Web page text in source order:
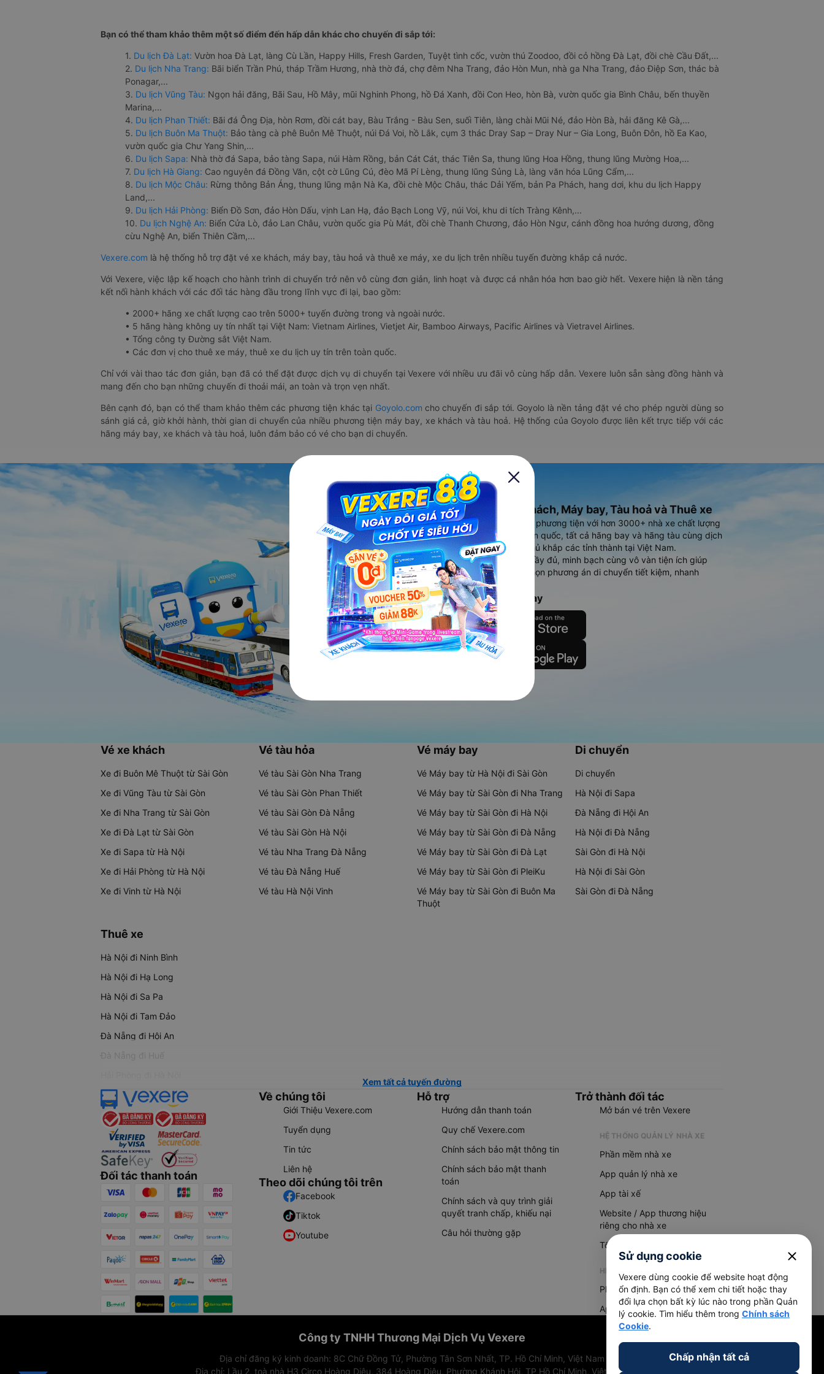
Bạn có thể tham khảo thêm một số điểm đến hấp dẫn khác cho chuyến đi sắp tới:
1. Du lịch Đà Lạt: Vườn hoa Đà Lạt, làng Cù Lần, Happy Hills, Fresh Garden, Tuyệt tình cốc, vườn thú Zoodoo, đồi cỏ hồng Đà Lạt, đồi chè Cầu Đất,...
2. Du lịch Nha Trang: Bãi biển Trần Phú, tháp Trầm Hương, nhà thờ đá, chợ đêm Nha Trang, đảo Hòn Mun, nhà ga Nha Trang, đảo Điệp Sơn, thác bà
Ponagar,...
3. Du lịch Vũng Tàu: Ngọn hải đăng, Bãi Sau, Hồ Mây, mũi Nghinh Phong, hồ Đá Xanh, đồi Con Heo, hòn Bà, vườn quốc gia Bình Châu, bến thuyền
Marina,...
4. Du lịch Phan Thiết: Bãi đá Ông Địa, hòn Rơm, đồi cát bay, Bàu Trắng - Bàu Sen, suối Tiên, làng chài Mũi Né, đảo Hòn Bà, hải đăng Kê Gà,...
5. Du lịch Buôn Ma Thuột: Bảo tàng cà phê Buôn Mê Thuột, núi Đá Voi, hồ Lắk, cụm 3 thác Dray Sap – Dray Nur – Gia Long, Buôn Đôn, hồ Ea Kao,
vườn quốc gia Chư Yang Shin,...
6. Du lịch Sapa: Nhà thờ đá Sapa, bảo tàng Sapa, núi Hàm Rồng, bản Cát Cát, thác Tiên Sa, thung lũng Hoa Hồng, thung lũng Mường Hoa,...
7. Du lịch Hà Giang: Cao nguyên đá Đồng Văn, cột cờ Lũng Cú, đèo Mã Pí Lèng, thung lũng Sủng Là, làng văn hóa Lũng Cẩm,...
8. Du lịch Mộc Châu: Rừng thông Bản Áng, thung lũng mận Nà Ka, đồi chè Mộc Châu, thác Dải Yếm, bản Pa Phách, hang dơi, khu du lịch Happy
Land,...
9. Du lịch Hải Phòng: Biển Đồ Sơn, đảo Hòn Dấu, vịnh Lan Hạ, đảo Bạch Long Vỹ, núi Voi, khu di tích Tràng Kênh,...
10. Du lịch Nghệ An: Biển Cửa Lò, đảo Lan Châu, vườn quốc gia Pù Mát, đồi chè Thanh Chương, đảo Hòn Ngư, cánh đồng hoa hướng dương, đồng
cừu Nghệ An, biển Thiên Cầm,...
Vexere.com là hệ thống hỗ trợ đặt vé xe khách, máy bay, tàu hoả và thuê xe máy, xe du lịch trên nhiều tuyến đường khắp cả nước.
Với Vexere, việc lập kế hoạch cho hành trình di chuyển trở nên vô cùng đơn giản, linh hoạt và được cá nhân hóa hơn bao giờ hết. Vexere hiện là nền tảng
kết nối hành khách với các đối tác hàng đầu trong lĩnh vực đi lại, bao gồm:
• 2000+ hãng xe chất lượng cao trên 5000+ tuyến đường trong và ngoài nước.
• 5 hãng hàng không uy tín nhất tại Việt Nam: Vietnam Airlines, Vietjet Air, Bamboo Airways, Pacific Airlines và Vietravel Airlines.
• Tổng công ty Đường sắt Việt Nam.
• Các đơn vị cho thuê xe máy, thuê xe du lịch uy tín trên toàn quốc.
Chỉ với vài thao tác đơn giản, bạn đã có thể đặt được dịch vụ di chuyển tại Vexere với nhiều ưu đãi vô cùng hấp dẫn. Vexere luôn sẵn sàng đồng hành và
mang đến cho bạn những chuyến đi thoải mái, an toàn và trọn vẹn nhất.
Bên cạnh đó, bạn có thể tham khảo thêm các phương tiện khác tại Goyolo.com cho chuyến đi sắp tới. Goyolo là nền tảng đặt vé cho phép người dùng so
sánh giá cả, giờ khởi hành, thời gian di chuyển của nhiều phương tiện máy bay, xe khách và tàu hoả. Hệ thống của Goyolo được liên kết trực tiếp với các
hãng máy bay, xe khách và tàu hoả, luôn đảm bảo có vé cho bạn di chuyển.
Ứng dụng đặt vé Xe khách, Máy bay, Tàu hoả và Thuê xe
Vexere - ứng dụng đặt vé đa phương tiện với hơn 3000+ nhà xe chất lượng
cao, 5000+ tuyến đường toàn quốc, tất cả hãng bay và hãng tàu cùng dịch
vụ thuê xe máy, xe du lịch phủ khắp các tỉnh thành tại Việt Nam.
Ứng dụng hiển thị thông tin đầy đủ, minh bạch cùng vô vàn tiện ích giúp
người dùng so sánh và lựa chọn phương án di chuyển tiết kiệm, nhanh
chóng và phù hợp nhất.
Tải ứng dụng Vexere ngay
Vé xe khách
Xe đi Buôn Mê Thuột từ Sài Gòn
Xe đi Vũng Tàu từ Sài Gòn
Xe đi Nha Trang từ Sài Gòn
Xe đi Đà Lạt từ Sài Gòn
Xe đi Sapa từ Hà Nội
Xe đi Hải Phòng từ Hà Nội
Xe đi Vinh từ Hà Nội
Vé tàu hỏa
Vé tàu Sài Gòn Nha Trang
Vé tàu Sài Gòn Phan Thiết
Vé tàu Sài Gòn Đà Nẵng
Vé tàu Sài Gòn Hà Nội
Vé tàu Nha Trang Đà Nẵng
Vé tàu Đà Nẵng Huế
Vé tàu Hà Nội Vinh
Vé máy bay
Vé Máy bay từ Hà Nội đi Sài Gòn
Vé Máy bay từ Sài Gòn đi Nha Trang
Vé Máy bay từ Sài Gòn đi Hà Nội
Vé Máy bay từ Sài Gòn đi Đà Nẵng
Vé Máy bay từ Sài Gòn đi Đà Lạt
Vé Máy bay từ Sài Gòn đi PleiKu
Vé Máy bay từ Sài Gòn đi Buôn Ma
Thuột
Di chuyển
Di chuyển
Hà Nội đi Sapa
Đà Nẵng đi Hội An
Hà Nội đi Đà Nẵng
Sài Gòn đi Hà Nội
Hà Nội đi Sài Gòn
Sài Gòn đi Đà Nẵng
Thuê xe
Hà Nội đi Ninh Bình
Hà Nội đi Hạ Long
Hà Nội đi Sa Pa
Hà Nội đi Tam Đảo
Đà Nẵng đi Hội An
Đà Nẵng đi Huế
Xem tất cả tuyến đường
Đối tác thanh toán
Về chúng tôi
Giới Thiệu Vexere.com
Tuyển dụng
Tin tức
Liên hệ
Theo dõi chúng tôi trên
Facebook
Tiktok
Youtube
Hỗ trợ
Hướng dẫn thanh toán
Quy chế Vexere.com
Chính sách bảo mật thông tin
Chính sách bảo mật thanh
toán
Chính sách và quy trình giải
quyết tranh chấp, khiếu nại
Câu hỏi thường gặp
Trở thành đối tác
Mở bán vé trên Vexere
HỆ THỐNG QUẢN LÝ NHÀ XE
Phần mềm nhà xe
App quản lý nhà xe
App tài xế
Website / App thương hiệu
riêng cho nhà xe
Tổng đài AI
HỆ THỐNG QUẢN LÝ HÀNG HOÁ
Phần mềm quản lý hàng hoá
App quản lý hàng hoá
Công ty TNHH Thương Mại Dịch Vụ Vexere
Địa chỉ đăng ký kinh doanh: 8C Chữ Đồng Tử, Phường Tân Sơn Nhất, TP. Hồ Chí Minh, Việt Nam
Địa chỉ: Lầu 2, toà nhà H3 Circo Hoàng Diệu, 384 Hoàng Diệu, Phường Khánh Hội, TP Hồ Chí Minh, Việt Nam
Sử dụng cookie close
Vexere dùng cookie để website hoạt động
ổn định. Bạn có thể xem chi tiết hoặc thay
đổi lựa chọn bất kỳ lúc nào trong phần Quản
lý cookie. Tìm hiểu thêm trong Chính sách
Cookie.
Chấp nhận tất cả